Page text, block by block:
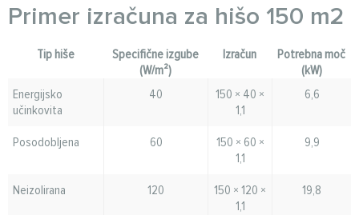
Primer izračuna za hišo 150 m2
Tip hiše
Specifične izgube
(W/m²)
Izračun
Potrebna moč
(kW)
Energijsko
učinkovita
40
150 × 40 ×
1,1
6,6
Posodobljena 60
150 × 60 ×
1,1
9,9
Neizolirana 120
150 × 120 ×
1,1
19,8